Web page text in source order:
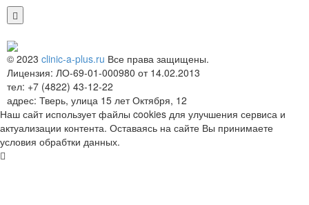
© 2023 clinic-a-plus.ru Все права защищены.
Лицензия: ЛО-69-01-000980 от 14.02.2013
тел: +7 (4822) 43-12-22
адрес: Тверь, улица 15 лет Октября, 12
Наш сайт использует файлы cookies для улучшения сервиса и
актуализации контента. Оставаясь на сайте Вы принимаете
условия обрабтки данных.